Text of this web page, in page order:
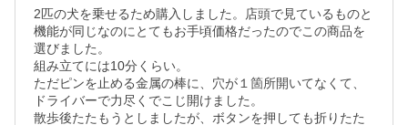
2匹の犬を乗せるため購入しました。店頭で見ているものと
機能が同じなのにとてもお手頃価格だったのでこの商品を
選びました。
組み立てには10分くらい。
ただピンを止める金属の棒に、穴が１箇所開いてなくて、
ドライバーで力尽くでこじ開けました。
散歩後たたもうとしましたが、ボタンを押しても折りたた